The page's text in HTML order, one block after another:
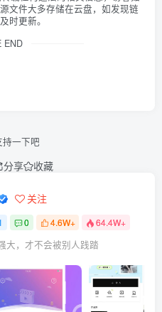
文件大多存储在云盘，如发现链
时更新。
END
一下吧
分享 收藏
关注
0 4.6W+ 64.4W+
大，才不会被别人践踏